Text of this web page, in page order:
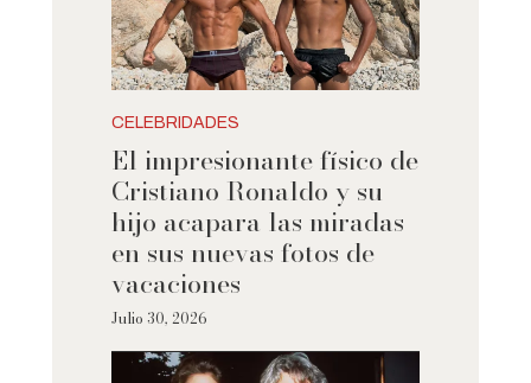
CELEBRIDADES
El impresionante físico de
Cristiano Ronaldo y su
hijo acapara las miradas
en sus nuevas fotos de
vacaciones
Julio 30, 2026